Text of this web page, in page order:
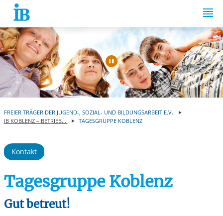
Springe zum Inhalt
Automatische
FREIER TRÄGER DER JUGEND-, SOZIAL- UND BILDUNGSARBEIT E.V.
IB KOBLENZ – BETRIEB...
TAGESGRUPPE KOBLENZ
Kontakt
Tagesgruppe Koblenz
Gut betreut!